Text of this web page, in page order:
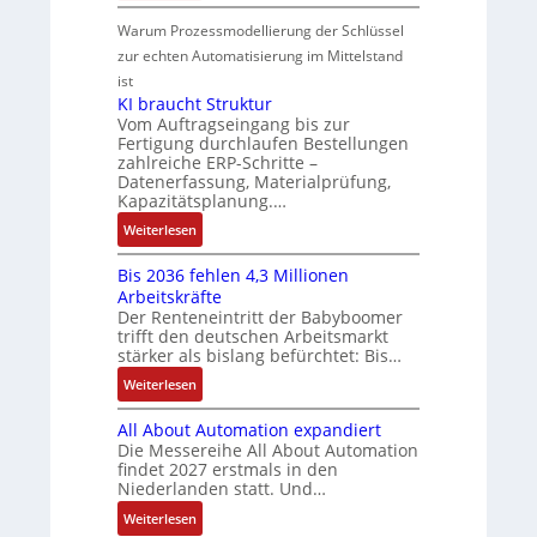
k
u
g
M
o
m
e
n
t
a
u
f
n
a
h
m
e
,
g
e
p
r
o
i
n
n
a
n
u
c
C
N
C
-
S
y
s
t
G
s
c
h
ä
f
s
f
ü
h
r
e
r
z
u
m
V
o
r
S
y
s
è
m
e
s
:
Q
2
E
r
g
e
n
s
s
e
N
e
u
r
V
e
r
t
r
i
e
b
s
-
u
n
d
M
a
r
k
e
t
Warum Prozessmodellierung der Schlüssel
zur echten Automatisierung im Mittelstand
ist
KI braucht Struktur
Vom Auftragseingang bis zur
Fertigung durchlaufen Bestellungen
zahlreiche ERP-Schritte –
Datenerfassung, Materialprüfung,
Kapazitätsplanung.…
Weiterlesen:
K
I
b
r
a
u
c
h
t
S
t
r
u
Bis 2036 fehlen 4,3 Millionen
Arbeitskräfte
Der Renteneintritt der Babyboomer
trifft den deutschen Arbeitsmarkt
stärker als bislang befürchtet: Bis…
Weiterlesen:
B
i
s
2
0
3
All About Automation expandiert
Die Messereihe All About Automation
findet 2027 erstmals in den
Niederlanden statt. Und…
Weiterlesen: